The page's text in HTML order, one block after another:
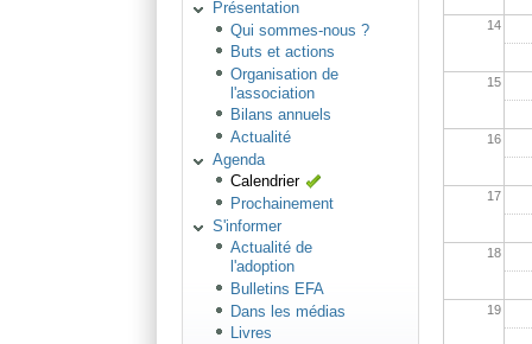
Présentation
Qui sommes-nous ?
Buts et actions
Organisation de
l'association
Bilans annuels
Actualité
Agenda
Calendrier
Prochainement
S'informer
Actualité de
l'adoption
Bulletins EFA
Dans les médias
Livres
14
15
16
17
18
19